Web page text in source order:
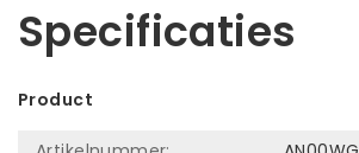
Specificaties
Product